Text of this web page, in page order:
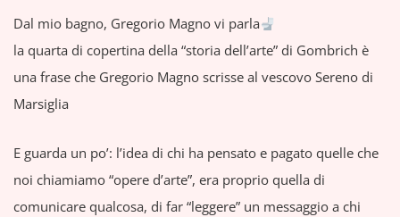
Dal mio bagno, Gregorio Magno vi parla
la quarta di copertina della “storia dell’arte” di Gombrich è
una frase che Gregorio Magno scrisse al vescovo Sereno di
Marsiglia
E guarda un po’: l’idea di chi ha pensato e pagato quelle che
noi chiamiamo “opere d’arte”, era proprio quella di
comunicare qualcosa, di far “leggere” un messaggio a chi